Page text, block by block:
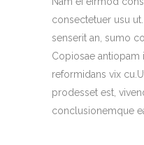
consectetuer usu
senserit an, sumo
Copiosae antiopam
reformidans vix
prodesset est,
conclusionemque